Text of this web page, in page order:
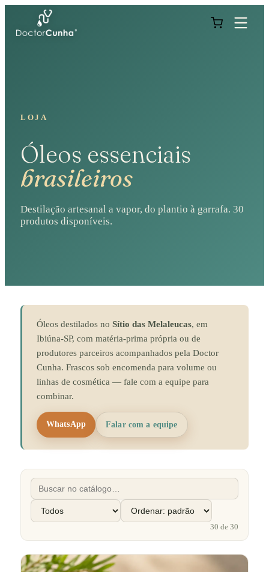
LOJA
Óleos essenciais
brasileiros
Destilação artesanal a vapor, do plantio à garrafa. 30
produtos disponíveis.
Óleos destilados no Sítio das Melaleucas, em
Ibiúna-SP, com matéria-prima própria ou de
produtores parceiros acompanhados pela Doctor
Cunha. Frascos sob encomenda para volume ou
linhas de cosmética — fale com a equipe para
combinar.
WhatsApp Falar com a equipe
30 de30